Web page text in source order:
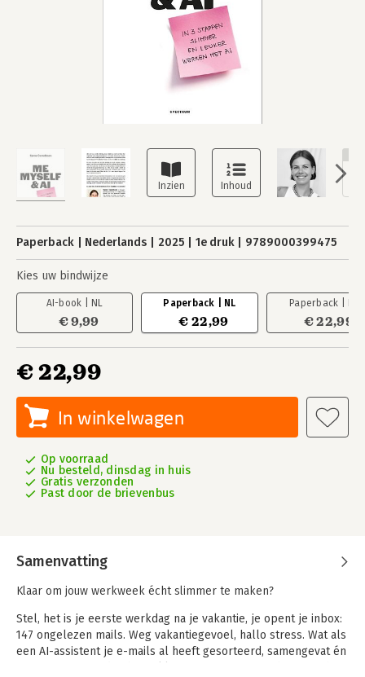
Paperback Nederlands 2025 1e druk 9789000399475
Kies uw bindwijze
AI-book | NL
€ 9,99
Paperback | NL
€ 22,99
Paperback | EN
€ 22,99
€ 22,99
In winkelwagen
Op voorraad
Nu besteld, dinsdag in huis
Gratis verzonden
Past door de brievenbus
Samenvatting
Klaar om jouw werkweek écht slimmer te maken?
Stel, het is je eerste werkdag na je vakantie, je opent je inbox:
147 ongelezen mails. Weg vakantiegevoel, hallo stress. Wat als
een AI-assistent je e-mails al heeft gesorteerd, samengevat én